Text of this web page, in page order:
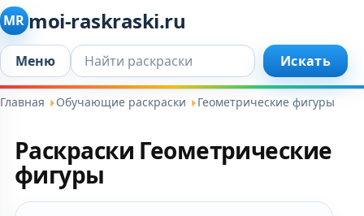
MR moi-raskraski.ru
Меню Искать... Искать
Главная Обучающие раскраски Геометрические фигуры
Раскраски Геометрические
фигуры